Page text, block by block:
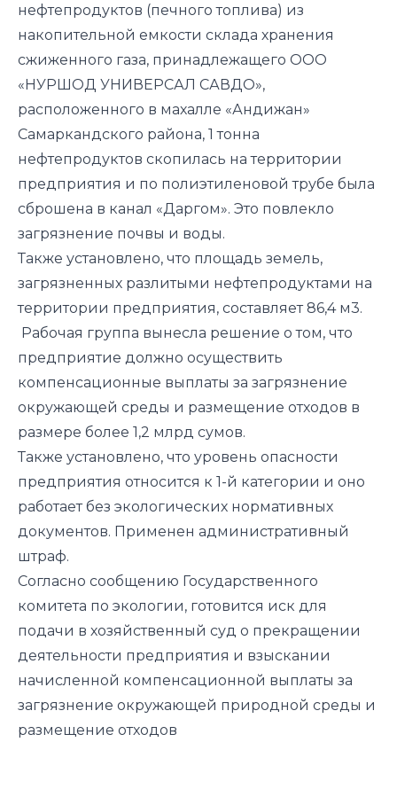
нефтепродуктов (печного топлива) из
накопительной емкости склада хранения
сжиженного газа, принадлежащего ООО
«НУРШОД УНИВЕРСАЛ САВДО»,
расположенного в махалле «Андижан»
Самаркандского района, 1 тонна
нефтепродуктов скопилась на территории
предприятия и по полиэтиленовой трубе была
сброшена в канал «Даргом». Это повлекло
загрязнение почвы и воды.
Также установлено, что площадь земель,
загрязненных разлитыми нефтепродуктами на
территории предприятия, составляет 86,4 м3.
Рабочая группа вынесла решение о том, что
предприятие должно осуществить
компенсационные выплаты за загрязнение
окружающей среды и размещение отходов в
размере более 1,2 млрд сумов.
Также установлено, что уровень опасности
предприятия относится к 1-й категории и оно
работает без экологических нормативных
документов. Применен административный
штраф.
Согласно сообщению Государственного
комитета по экологии, готовится иск для
подачи в хозяйственный суд о прекращении
деятельности предприятия и взыскании
начисленной компенсационной выплаты за
загрязнение окружающей природной среды и
размещение отходов